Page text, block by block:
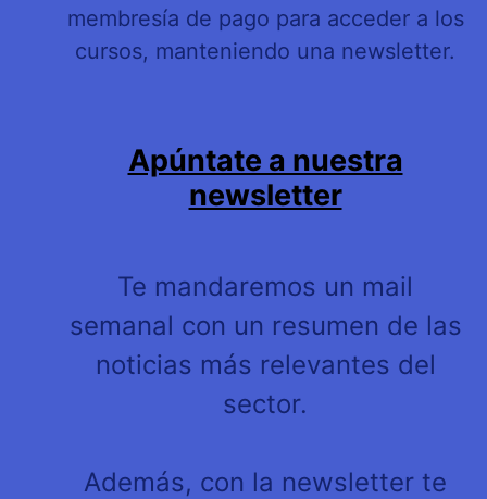
membresía de pago para acceder a los
cursos, manteniendo una newsletter.
Apúntate a nuestra
newsletter
Te mandaremos un mail
semanal con un resumen de las
noticias más relevantes del
sector.
Además, con la newsletter te